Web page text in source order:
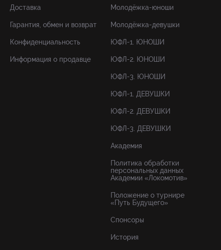
Доставка
Гарантия, обмен и возврат
Конфиденциальность
Информация о продавце
Молодёжка-юноши
Молодёжка-девушки
ЮФЛ-1. ЮНОШИ
ЮФЛ-2. ЮНОШИ
ЮФЛ-3. ЮНОШИ
ЮФЛ-1. ДЕВУШКИ
ЮФЛ-2. ДЕВУШКИ
ЮФЛ-3. ДЕВУШКИ
Академия
Политика обработки
персональных данных
Академии «Локомотив»
Положение о турнире
«Путь Будущего»
Спонсоры
История